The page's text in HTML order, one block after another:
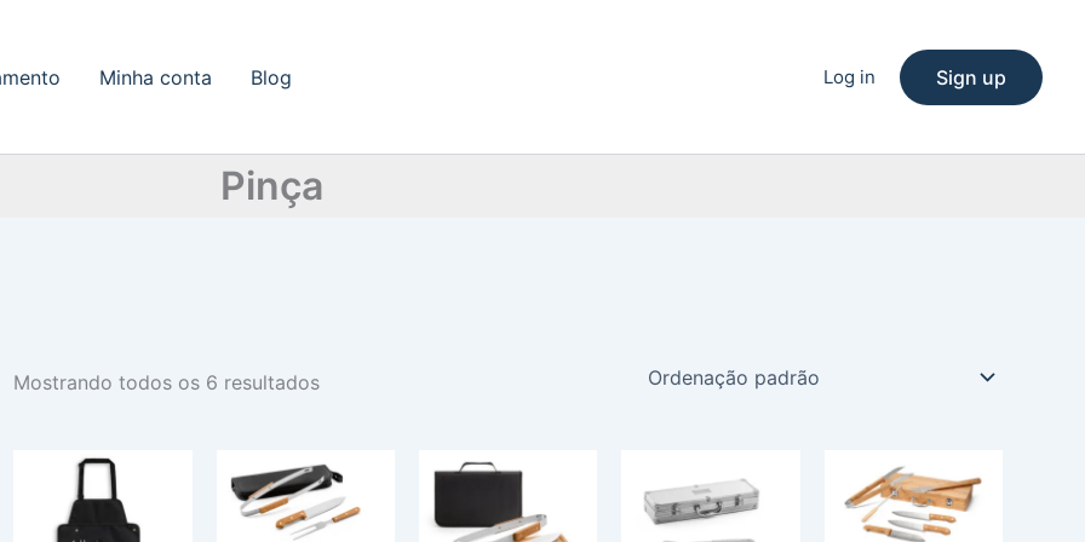
Minha conta Blog Log in Sign up
Pinça
Mostrando todos os 6 resultados